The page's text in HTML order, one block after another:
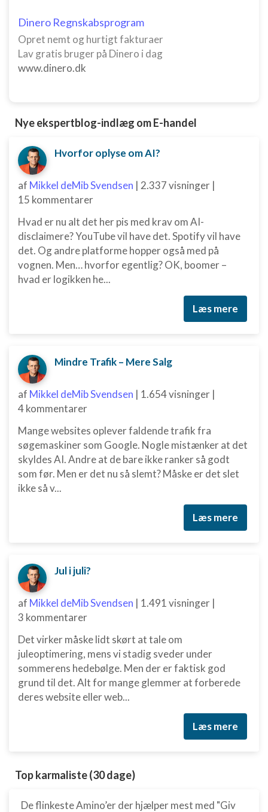
Dinero Regnskabsprogram
Opret nemt og hurtigt fakturaer
Lav gratis bruger på Dinero i dag
www.dinero.dk
Nye ekspertblog-indlæg om E-handel
Hvorfor oplyse om AI?
af Mikkel deMib Svendsen | 2.337 visninger |
15 kommentarer
Hvad er nu alt det her pis med krav om AI-
disclaimere? YouTube vil have det. Spotify vil have
det. Og andre platforme hopper også med på
vognen. Men… hvorfor egentlig? OK, boomer –
hvad er logikken he...
Læs mere
Mindre Trafik – Mere Salg
af Mikkel deMib Svendsen | 1.654 visninger |
4 kommentarer
Mange websites oplever faldende trafik fra
søgemaskiner som Google. Nogle mistænker at det
skyldes AI. Andre at de bare ikke ranker så godt
som før. Men er det nu så slemt? Måske er det slet
ikke så v...
Læs mere
Jul i juli?
af Mikkel deMib Svendsen | 1.491 visninger |
3 kommentarer
Det virker måske lidt skørt at tale om
juleoptimering, mens vi stadig sveder under
sommerens hedebølge. Men der er faktisk god
grund til det. Alt for mange glemmer at forberede
deres website eller web...
Læs mere
Top karmaliste (30 dage)
De flinkeste Amino’er der hjælper mest med "Giv